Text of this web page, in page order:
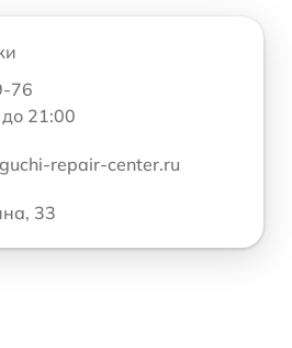
76
21:00
repair-center.ru
33